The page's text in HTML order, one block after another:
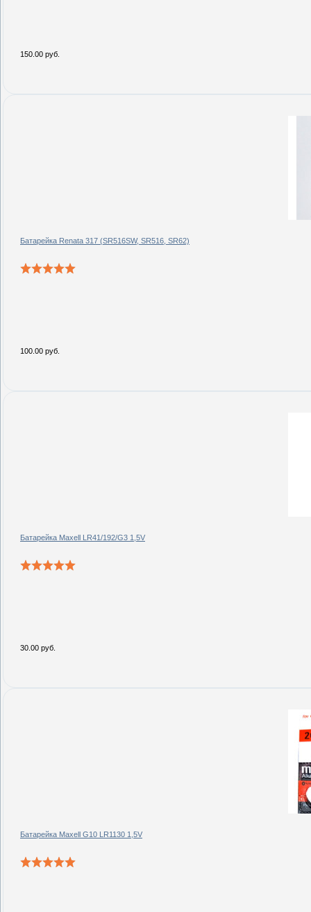
150.00 руб.
Батарейка Renata 317 (SR516SW, SR516, SR62)
100.00 руб.
Батарейка Maxell LR41/192/G3 1,5V
30.00 руб.
Батарейка Maxell G10 LR1130 1,5V